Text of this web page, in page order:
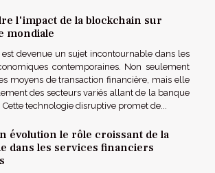
l'impact de la blockchain sur
mondiale
devenue un sujet incontournable dans les
contemporaines. Non seulement
moyens de transaction financière, mais elle
des secteurs variés allant de la banque
technologie disruptive promet de...
évolution le rôle croissant de la
dans les services financiers